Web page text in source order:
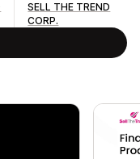
SELL THE TREND
CORP.